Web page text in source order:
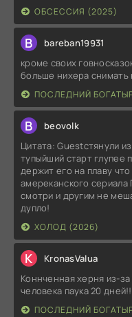
ОБСЕССИЯ (2025)
B bareban19931
кроме своих
больше нихера
ПОСЛЕДНИЙ
B beovolk
Цитата: Guestстянули
тупыйший старт глупее
держит его на плаву
амереканского
смотри и другим не
дупло!
ХОЛОД (2026)
K KronasValua
Коннченная херня из-
человека паука 20
ПОСЛЕДНИЙ